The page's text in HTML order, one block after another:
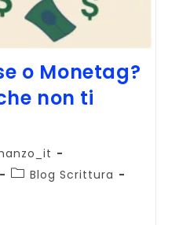
o Monetag?
non ti
Categoria
Blog Scrittura